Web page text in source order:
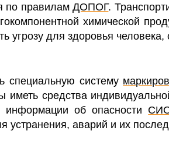
по правиламДОПОГ.
химической
угрозу для здоровья
специальную систему
иметь средства
информации об опасности
устранения, аварий и их